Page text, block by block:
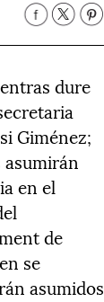
dure
Giménez;
asumirán
en el
de
se
asumidos